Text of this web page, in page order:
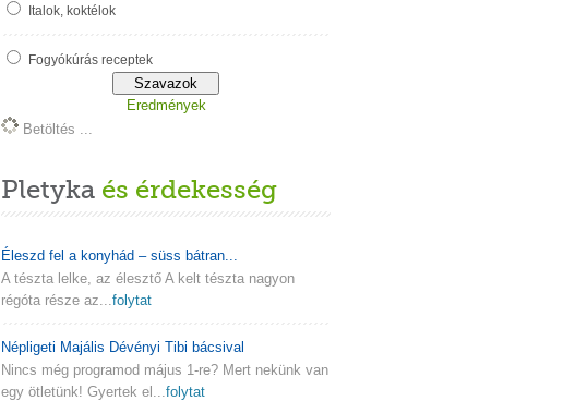
Italok, koktélok
Fogyókúrás receptek
Eredmények
Betöltés ...
Pletyka és érdekesség
Éleszd fel a konyhád – süss bátran...
A tészta lelke, az élesztő A kelt tészta nagyon
régóta része az...folytat
Népligeti Majális Dévényi Tibi bácsival
Nincs még programod május 1-re? Mert nekünk van
egy ötletünk! Gyertek el...folytat